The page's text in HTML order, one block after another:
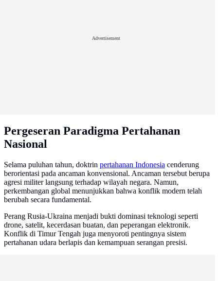
Advertisement
Pergeseran Paradigma Pertahanan
Nasional
Selama puluhan tahun, doktrin pertahanan Indonesia cenderung
berorientasi pada ancaman konvensional. Ancaman tersebut berupa
agresi militer langsung terhadap wilayah negara. Namun,
perkembangan global menunjukkan bahwa konflik modern telah
berubah secara fundamental.
Perang Rusia-Ukraina menjadi bukti dominasi teknologi seperti
drone, satelit, kecerdasan buatan, dan peperangan elektronik.
Konflik di Timur Tengah juga menyoroti pentingnya sistem
pertahanan udara berlapis dan kemampuan serangan presisi.